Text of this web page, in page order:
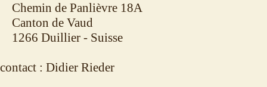
Chemin de Panlièvre 18A
Canton de Vaud
1266 Duillier - Suisse
contact : Didier Rieder